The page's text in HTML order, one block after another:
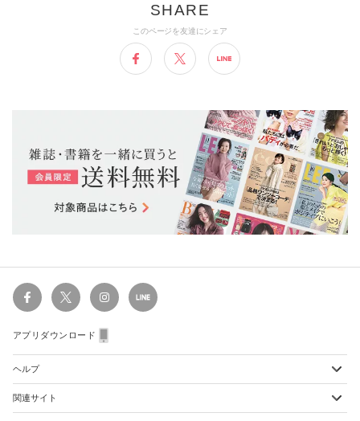
このページを友達にシェア
アプリダウンロード
ヘルプ
ショッピングガイド
関連サイト